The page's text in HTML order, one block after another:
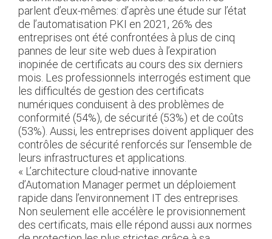
parlent d’eux-mêmes: d’après une étude sur l’état
de l’automatisation PKI en 2021, 26% des
entreprises ont été confrontées à plus de cinq
pannes de leur site web dues à l’expiration
inopinée de certificats au cours des six derniers
mois. Les professionnels interrogés estiment que
les difficultés de gestion des certificats
numériques conduisent à des problèmes de
conformité (54%), de sécurité (53%) et de coûts
(53%). Aussi, les entreprises doivent appliquer des
contrôles de sécurité renforcés sur l’ensemble de
leurs infrastructures et applications.
« L’architecture cloud-native innovante
d’Automation Manager permet un déploiement
rapide dans l’environnement IT des entreprises.
Non seulement elle accélère le provisionnement
des certificats, mais elle répond aussi aux normes